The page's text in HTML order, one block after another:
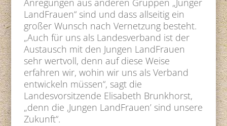
Anregungen aus anderen Gruppen „Junger
LandFrauen“ sind und dass allseitig ein
großer Wunsch nach Vernetzung besteht.
„Auch für uns als Landesverband ist der
Austausch mit den Jungen LandFrauen
sehr wertvoll, denn auf diese Weise
erfahren wir, wohin wir uns als Verband
entwickeln müssen“, sagt die
Landesvorsitzende Elisabeth Brunkhorst,
„denn die ‚Jungen LandFrauen’ sind unsere
Zukunft“.